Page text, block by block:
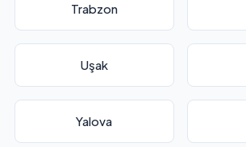
Trabzon
Uşak
Yalova